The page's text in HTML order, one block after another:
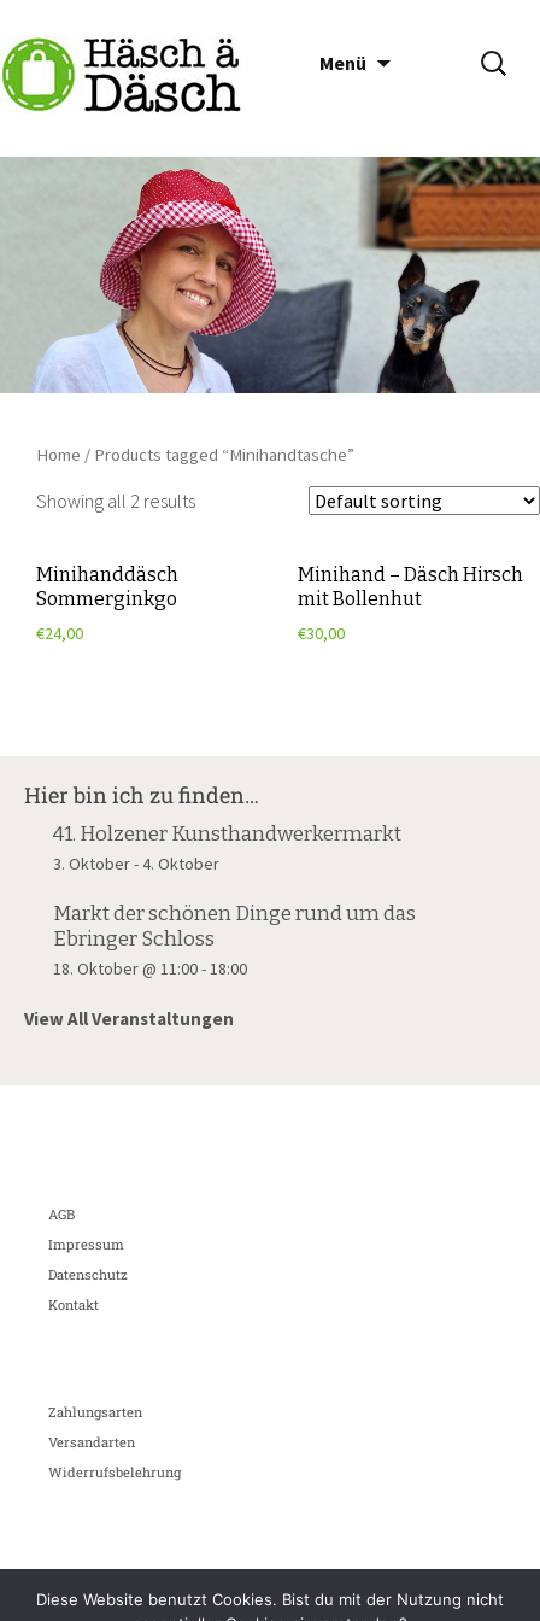
Häsch ä Däsch Menü
nach:
Home / Products tagged “Minihandtasche”
Showing all 2 results
Minihanddäsch
Sommerginkgo
€24,00
Minihand – Däsch Hirsch
mit Bollenhut
€30,00
Hier bin ich zu finden…
41. Holzener Kunsthandwerkermarkt
3. Oktober-4. Oktober
Markt der schönen Dinge rund um das
Ebringer Schloss
18. Oktober @ 11:00-18:00
View All Veranstaltungen
AGB
Impressum
Datenschutz
Kontakt
Zahlungsarten
Versandarten
Widerrufsbelehrung
Diese Website benutzt Cookies. Bist du mit der Nutzung nicht